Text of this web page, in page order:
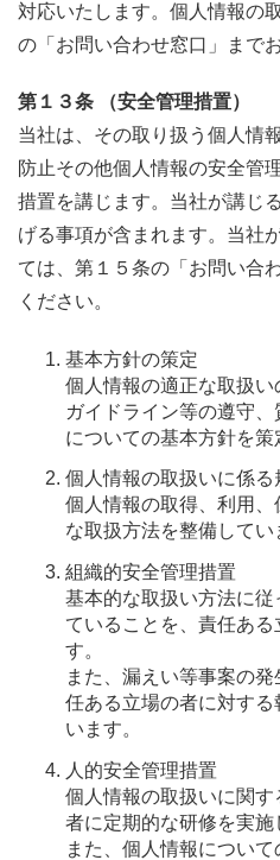
対応いたします。個人情報の
の「お問い合わせ窓口」まで
第１３条 （安全管理措置）
当社は、その取り扱う個人情
防止その他個人情報の安全管
措置を講じます。当社が講じ
げる事項が含まれます。当社
ては、第１５条の「お問い合
ください。
基本方針の策定
個人情報の適正な取扱い
ガイドライン等の遵守
についての基本方針を策
個人情報の取扱いに係る
個人情報の取得、利用
な取扱方法を整備してい
組織的安全管理措置
基本的な取扱い方法に
ていることを、責任あ
す。
また、漏えい等事案の
任ある立場の者に対す
います。
人的安全管理措置
個人情報の取扱いに関
者に定期的な研修を実施
また、個人情報につい